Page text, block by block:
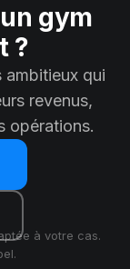
gym
?
ambitieux qui
revenus,
opérations.
à votre cas.